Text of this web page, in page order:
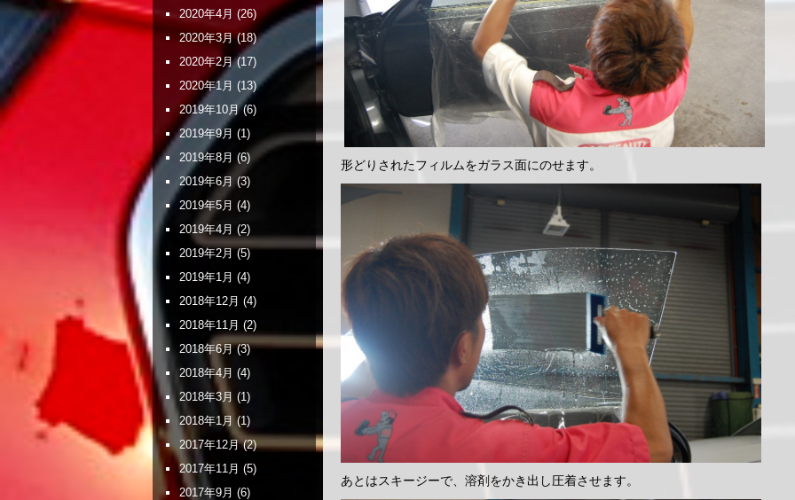
形どりされたフィルムをガラス面にのせます。
あとはスキージーで、溶剤をかき出し圧着させます。
2020年4月 (26)
2020年3月(18)
2020年2月(17)
2020年1月 (13)
2019年10月(6)
2019年9月 (1)
2019年8月 (6)
2019年6月 (3)
2019年5月 (4)
2019年4月 (2)
2019年2月 (5)
2019年1月 (4)
2018年12月 (4)
2018年11月 (2)
2018年6月(3)
2018年4月 (4)
2018年3月 (1)
2018年1月 (1)
2017年12月(2)
2017年11月 (5)
2017年9月 (6)